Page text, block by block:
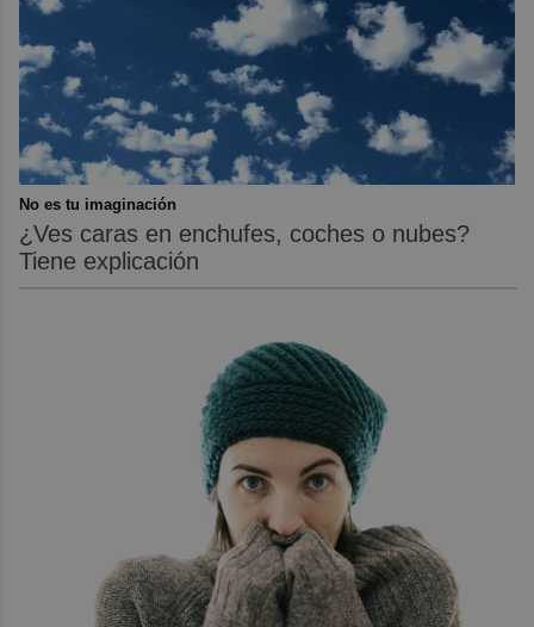
No es tu imaginación
¿Ves caras en enchufes, coches o nubes?
Tiene explicación